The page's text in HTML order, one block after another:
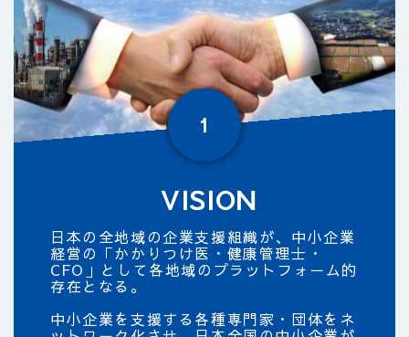
VISION
日本の全地域の企業支援組織が、中小企業
経営の「かかりつけ医・健康管理士・
CFO」として各地域のプラットフォーム的
存在となる。
中小企業を支援する各種専門家・団体をネ
1